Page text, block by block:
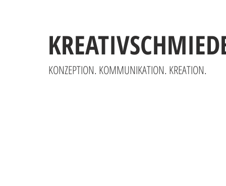
KONZEPTION. KOMMUNIKATION. KREATION.